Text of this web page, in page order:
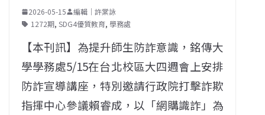
2026-05-15
編輯｜許棠詠
1272期, SDG4優質教育, 學務處
【本刊訊】為提升師生防詐意識，銘傳大
學學務處5/15在台北校區大四週會上安排
防詐宣導講座，特別邀請行政院打擊詐欺
指揮中心參議賴睿成，以「網購識詐」為